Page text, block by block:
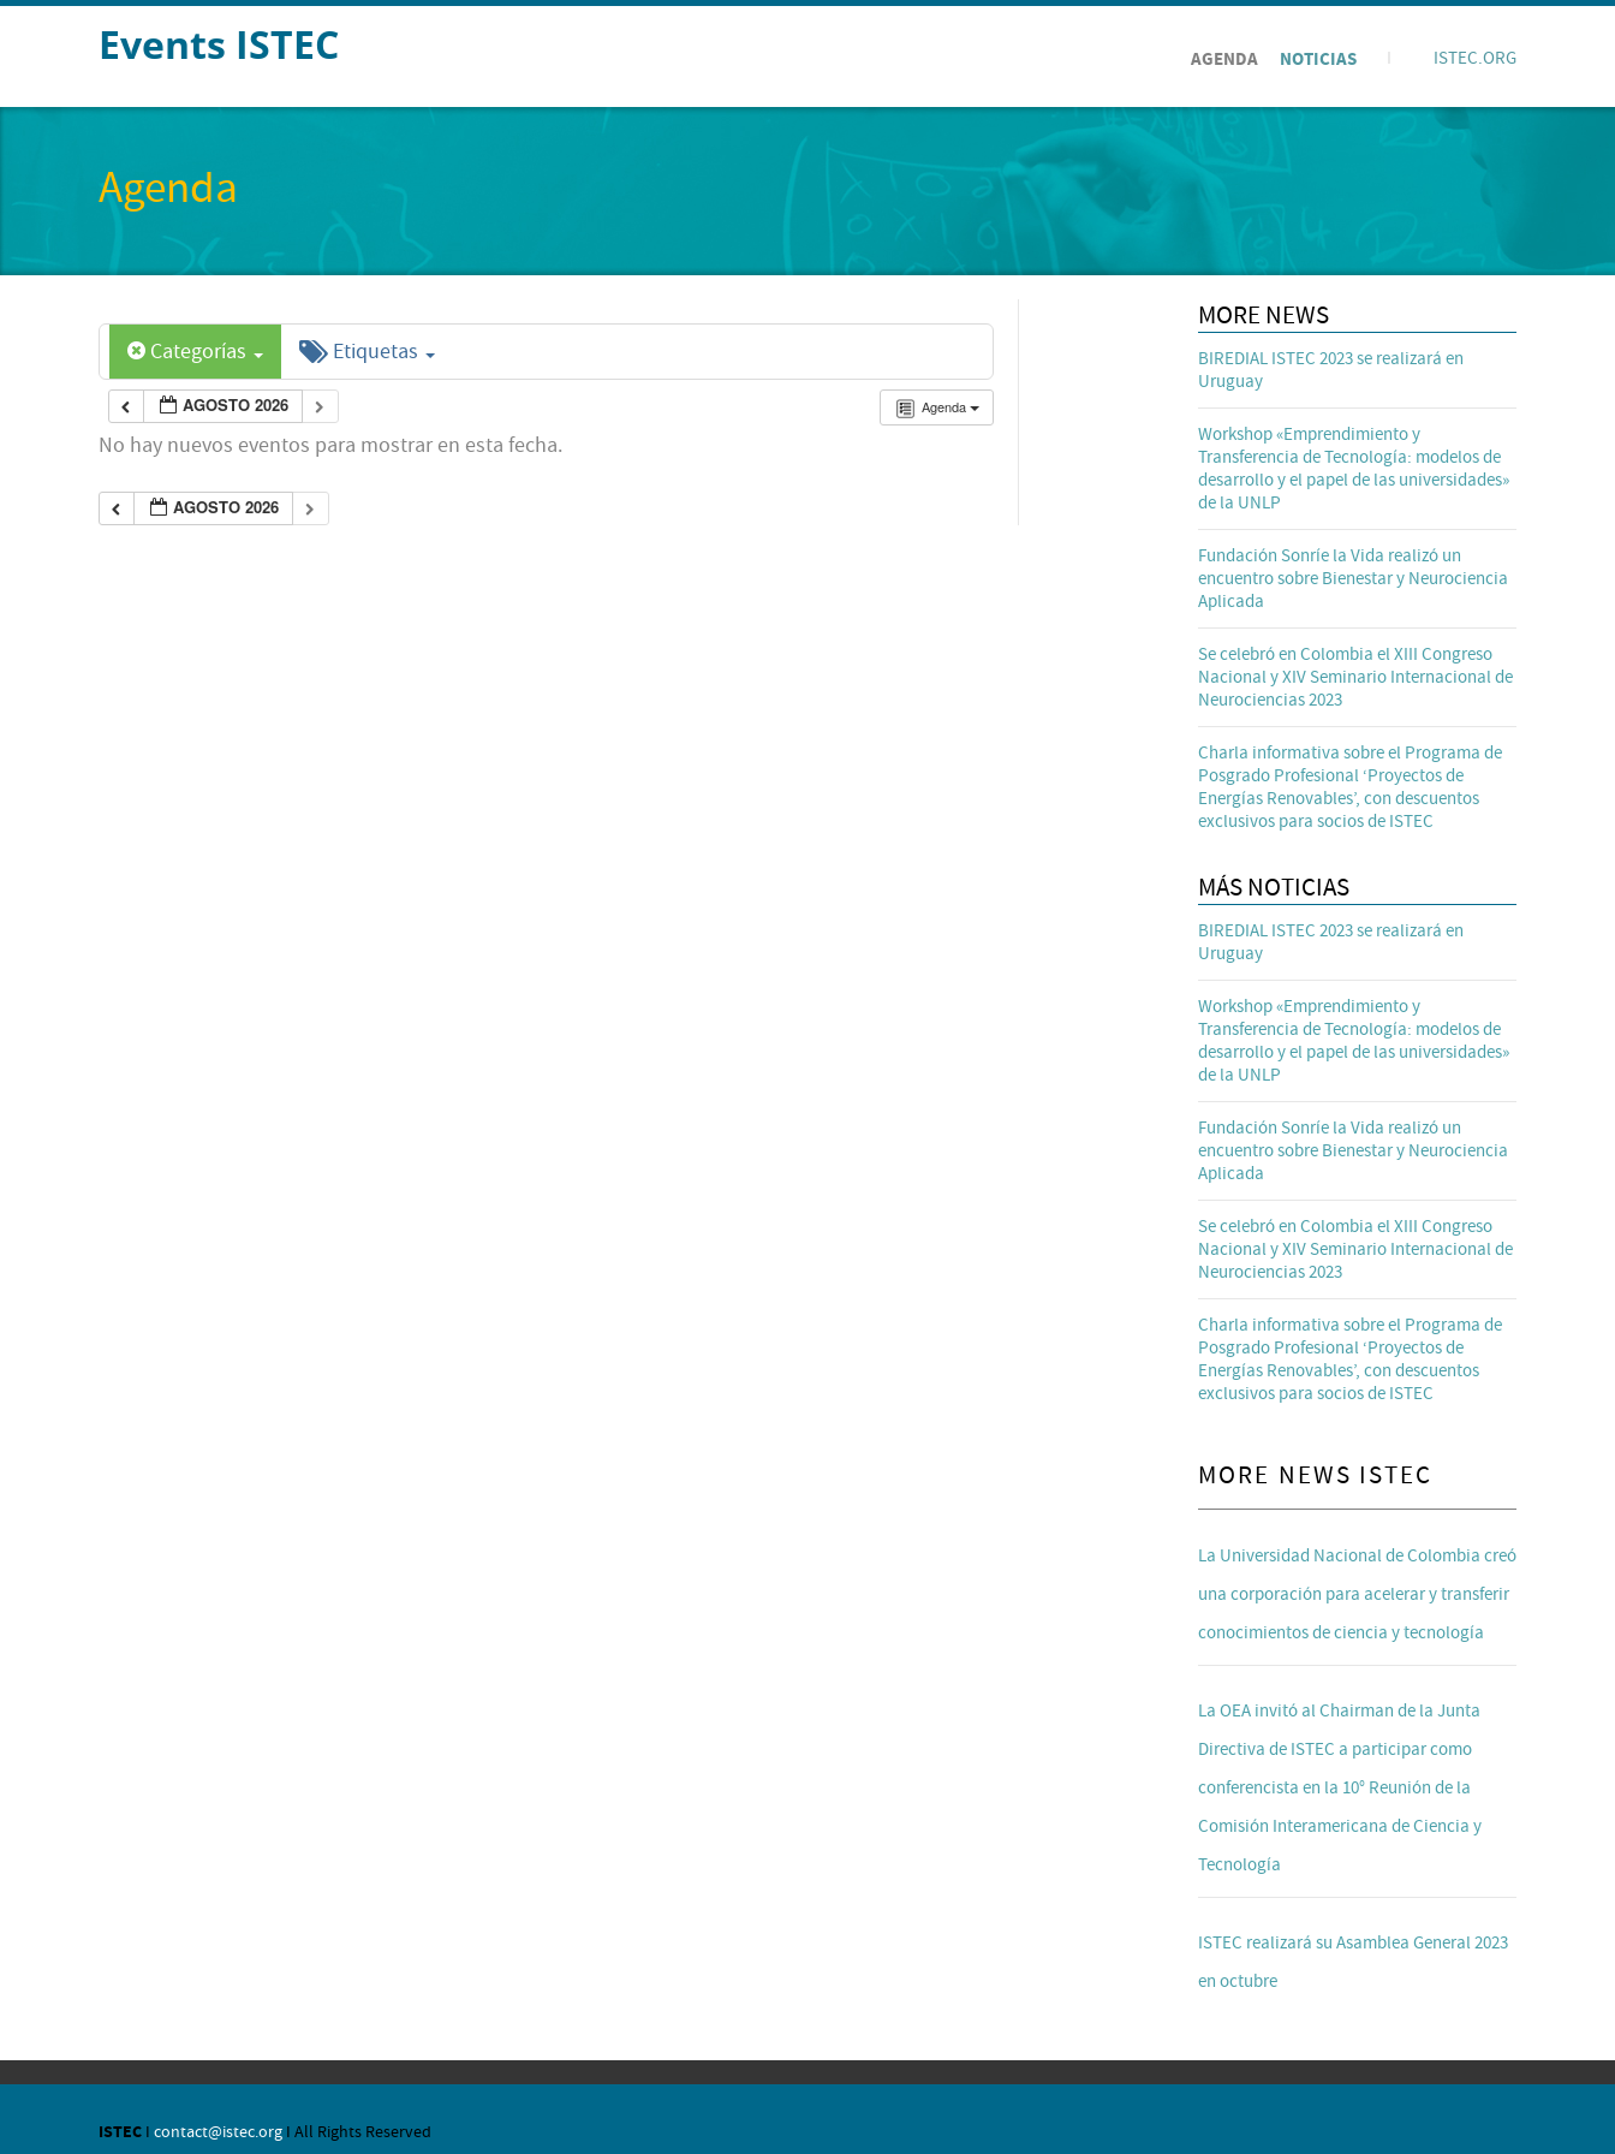
Events ISTEC AGENDA NOTICIAS ISTEC.ORG
Agenda
Categorías Etiquetas
Agenda
AGOSTO 2026
No hay nuevos eventos para mostrar en esta fecha.
AGOSTO 2026
MORE NEWS
BIREDIAL ISTEC 2023 se realizará en
Uruguay
Workshop «Emprendimiento y
Transferencia de Tecnología: modelos de
desarrollo y el papel de las universidades»
de la UNLP
Fundación Sonríe la Vida realizó un
encuentro sobre Bienestar y Neurociencia
Aplicada
Se celebró en Colombia el XIII Congreso
Nacional y XIV Seminario Internacional de
Neurociencias 2023
Charla informativa sobre el Programa de
Posgrado Profesional ‘Proyectos de
Energías Renovables’, con descuentos
exclusivos para socios de ISTEC
MÁS NOTICIAS
BIREDIAL ISTEC 2023 se realizará en
Uruguay
Workshop «Emprendimiento y
Transferencia de Tecnología: modelos de
desarrollo y el papel de las universidades»
de la UNLP
Fundación Sonríe la Vida realizó un
encuentro sobre Bienestar y Neurociencia
Aplicada
Se celebró en Colombia el XIII Congreso
Nacional y XIV Seminario Internacional de
Neurociencias 2023
Charla informativa sobre el Programa de
Posgrado Profesional ‘Proyectos de
Energías Renovables’, con descuentos
exclusivos para socios de ISTEC
MORE NEWS ISTEC
La Universidad Nacional de Colombia creó
una corporación para acelerar y transferir
conocimientos de ciencia y tecnología
La OEA invitó al Chairman de la Junta
Directiva de ISTEC a participar como
conferencista en la 10° Reunión de la
Comisión Interamericana de Ciencia y
Tecnología
ISTEC realizará su Asamblea General 2023
en octubre
ISTEC I contact@istec.org I All Rights Reserved